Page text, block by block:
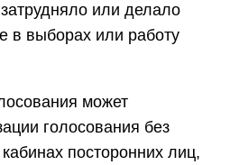
или делало
в выборах или работу
может
голосования без
посторонних лиц,